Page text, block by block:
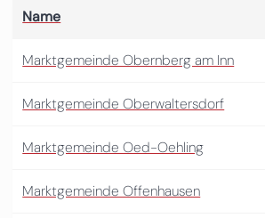
Name
Marktgemeinde Obernberg am Inn
Marktgemeinde Oberwaltersdorf
Marktgemeinde Oed-Oehling
Marktgemeinde Offenhausen